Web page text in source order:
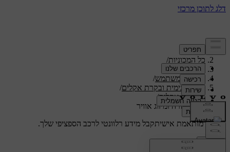
תמיכה/
כל המכוניות/
ES90 2026
/
מדריך למשתמש/
נוחות פנימית ובקרת אקלים/
בקרת אקלים/
טמפרטורה ומיזוג אוויר
תמיכה מותאמת אישיתקבל מידע רלוונטי לרכב הספציפי שלך.